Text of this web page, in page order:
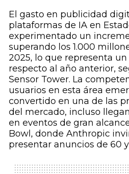
El gasto en publicidad
plataformas de IA en
experimentado un
superando los 1.000
2025, lo que representa
respecto al año anterior,
Sensor Tower. La
usuarios en esta área
convertido en una de las
del mercado, incluso
en eventos de gran
Bowl, donde Anthropic
presentar anuncios de 60